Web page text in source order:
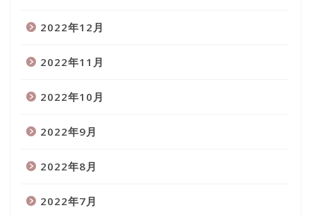
2022年12月
2022年11月
2022年10月
2022年9月
2022年8月
2022年7月